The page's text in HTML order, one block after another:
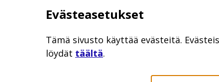
Evästeasetukset
Tämä sivusto käyttää evästeitä.
löydät täältä.